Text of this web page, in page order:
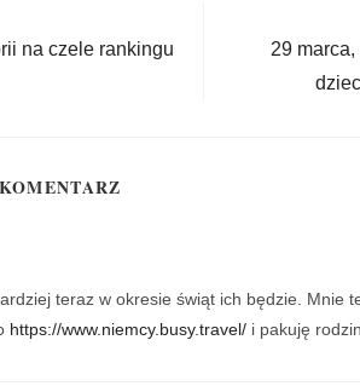
na czele rankingu
29
teraz w okresie świąt ich będzie. Mnie
https://www.niemcy.busy.travel/ i pakuję